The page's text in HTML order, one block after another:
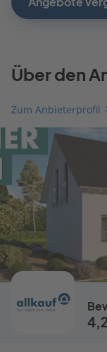
Über den
Zum Anbieterprofil